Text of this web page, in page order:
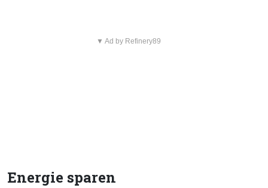
▼ Ad by Refinery89
Energie sparen